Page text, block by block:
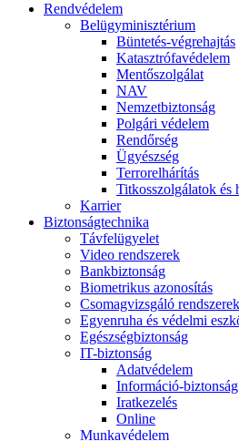
Rendvédelem
Belügyminisztérium
Büntetés-végrehajtás
Katasztrófavédelem
Mentőszolgálat
NAV
Nemzetbiztonság
Polgári védelem
Rendőrség
Ügyészség
Terrorelhárítás
Titkosszolgálatok és
Karrier
Biztonságtechnika
Távfelügyelet
Video rendszerek
Bankbiztonság
Biometrikus azonosítás
Csomagvizsgáló rendszerek
Egyenruha és védelmi
Egészségbiztonság
IT-biztonság
Adatvédelem
Információ-biztonság
Iratkezelés
Online
Munkavédelem